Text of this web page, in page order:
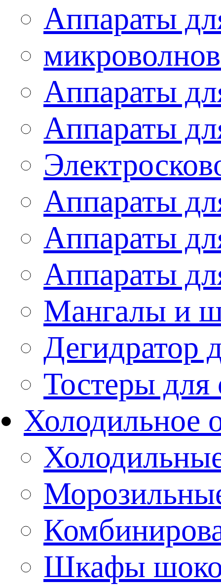
Аппараты
Аппараты
Аппараты
Аппараты
Аппараты
Аппараты
Мангалы и
Дегидратор
Тостеры
Холодильное
Шкафы